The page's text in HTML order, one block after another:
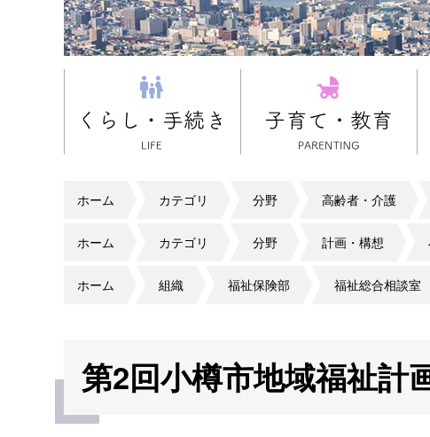
ホーム カテゴリ 分野 高齢者・介護
ホーム カテゴリ 分野 計画・構想
ホーム 組織 福祉保険部 福祉総合相談室
第2回小樽市地域福祉計